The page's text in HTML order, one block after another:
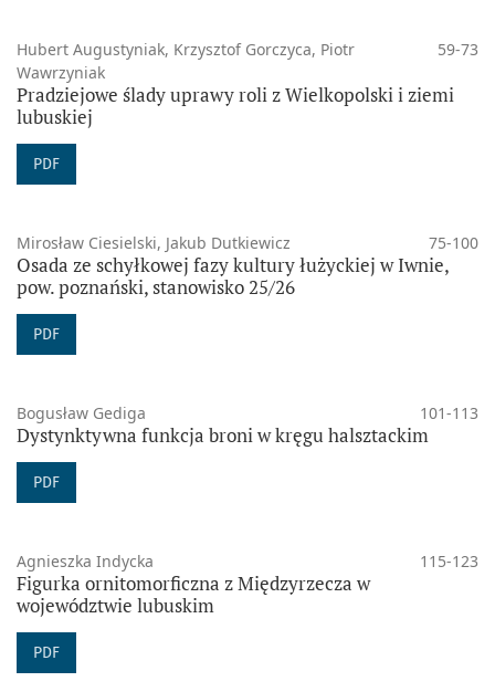
Hubert Augustyniak, Krzysztof Gorczyca, Piotr
Wawrzyniak
59-73
Pradziejowe ślady uprawy roli z Wielkopolski i ziemi
lubuskiej
PDF
Mirosław Ciesielski, Jakub Dutkiewicz 75-100
Osada ze schyłkowej fazy kultury łużyckiej w Iwnie,
pow. poznański, stanowisko 25/26
PDF
Bogusław Gediga 101-113
Dystynktywna funkcja broni w kręgu halsztackim
PDF
Agnieszka Indycka 115-123
Figurka ornitomorficzna z Międzyrzecza w
województwie lubuskim
PDF